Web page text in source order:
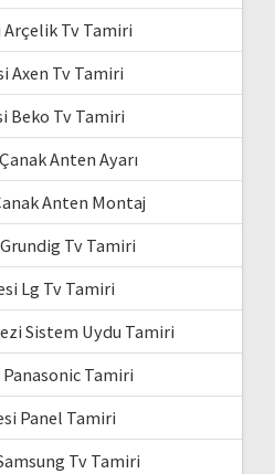
Arçelik Tv Tamiri
Axen Tv Tamiri
Beko Tv Tamiri
Anten Ayarı
Anten Montaj
Tv Tamiri
Lg Tv Tamiri
Sistem Uydu Tamiri
Panasonic Tamiri
Panel Tamiri
Tv Tamiri